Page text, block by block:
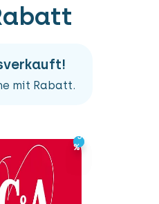
Fragen
mit Rabatt.
-5
%
-5
%